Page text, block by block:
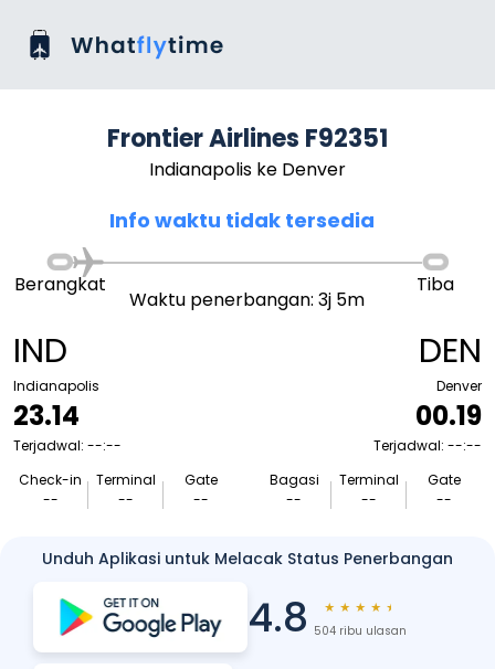
Frontier Airlines F92351
Indianapolis ke Denver
Info waktu tidak tersedia
IND
Indianapolis
23.14
Terjadwal: --:--
Check-in
--
Terminal
--
Gate
--
Berangkat
Waktu penerbangan: 3j 5m
Tiba
DEN
Denver
00.19
Terjadwal: --:--
Bagasi
--
Terminal
--
Gate
--
Unduh Aplikasi untuk Melacak Status Penerbangan
4.8 ★ ★ ★ ★ ★
504 ribu ulasan